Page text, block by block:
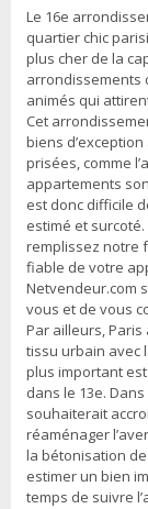
Le 16e
quartier chic
plus cher de la
arrondissements
animés qui
Cet
biens
prisées, comme
appartements
est donc difficile
estimé et
remplissez notre
fiable de votre
Netvendeur.com
vous et de vous
Par ailleurs,
tissu urbain avec
plus important
dans le 13e.
souhaiterait
réaménager
la bétonisation
estimer un bien
temps de suivre